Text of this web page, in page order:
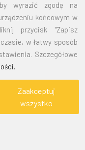
wyrazić zgodę na
końcowym w
przycisk "Zapisz
w łatwy sposób
Szczegółowe
Zaakceptuj
wszystko